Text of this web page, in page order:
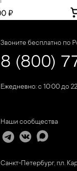
Звоните бесплатно по
8 (800)
Ежедневно: с 10:00 до
Наши сообщества
Санкт-Петербург, пл.